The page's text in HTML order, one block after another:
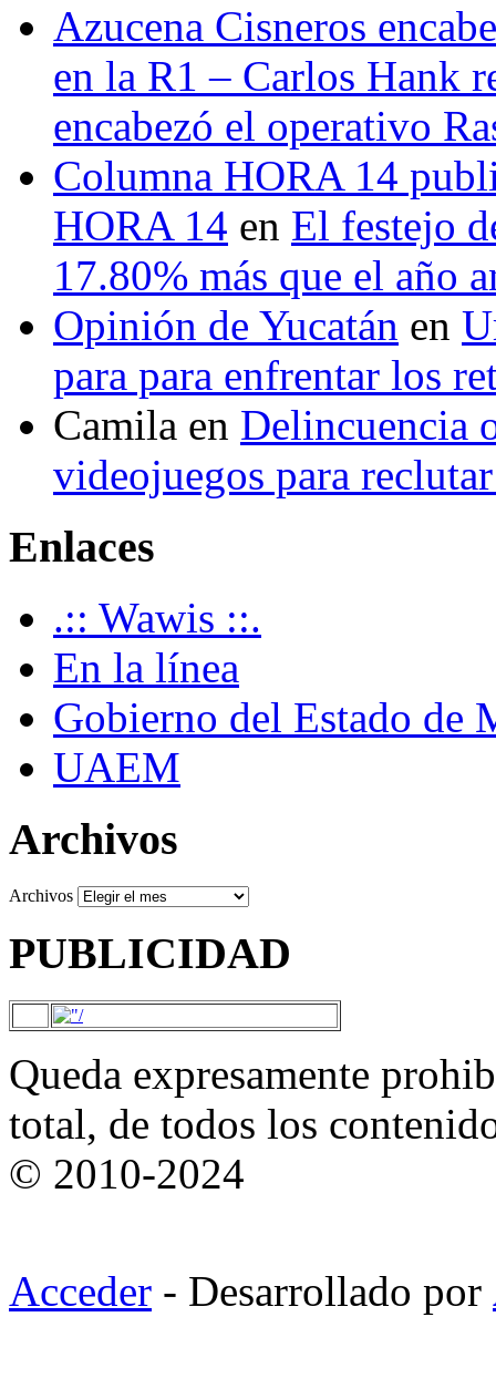
Azucena Cisneros
en la R1 – Carlos Hank
encabezó el operativo
Columna HORA 14
HORA 14 en El festejo
17.80% más que el año
Opinión de Yucatán en
para para enfrentar los
Camila en Delincuencia
videojuegos para
Enlaces
.:: Wawis ::.
En la línea
Gobierno del Estado de
UAEM
Archivos
Archivos
PUBLICIDAD
Queda expresamente
total, de todos los
© 2010-2024
Acceder - Desarrollado por